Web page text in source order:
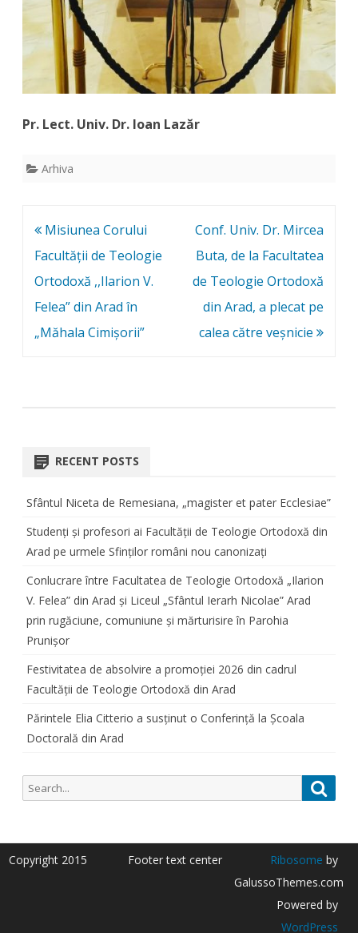
Pr. Lect. Univ. Dr. Ioan Lazăr
Arhiva
Post
navigation
Misiunea Corului
Facultății de Teologie
Ortodoxă ,,Ilarion V.
Felea” din Arad în
„Măhala Cimișorii”
Conf. Univ. Dr. Mircea
Buta, de la Facultatea
de Teologie Ortodoxă
din Arad, a plecat pe
calea către veșnicie
RECENT POSTS
Sfântul Niceta de Remesiana, „magister et pater Ecclesiae”
Studenți și profesori ai Facultății de Teologie Ortodoxă din
Arad pe urmele Sfinților români nou canonizați
Conlucrare între Facultatea de Teologie Ortodoxă „Ilarion
V. Felea” din Arad și Liceul „Sfântul Ierarh Nicolae” Arad
prin rugăciune, comuniune și mărturisire în Parohia
Prunișor
Festivitatea de absolvire a promoției 2026 din cadrul
Facultății de Teologie Ortodoxă din Arad
Părintele Elia Citterio a susținut o Conferință la Școala
Doctorală din Arad
Search
for:
Copyright 2015 Footer text center Ribosome by
GalussoThemes.com
Powered by
WordPress